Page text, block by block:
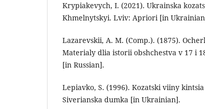
Krypiakevych, I. (2021). Ukrainska
Khmelnytskyi. Lviv: Apriori [in
Lazarevskii, A. M. (Comp.). (1875).
Materialy dlia istorii obshchestva v 17 i
[in Russian].
Lepiavko, S. (1996). Kozatski viiny
Siverianska dumka [in Ukrainian].